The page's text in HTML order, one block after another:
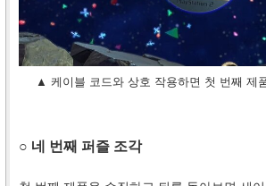
▲ 케이블 코드와 상호 작용하면 첫 번째 제
○ 네 번째 퍼즐 조각